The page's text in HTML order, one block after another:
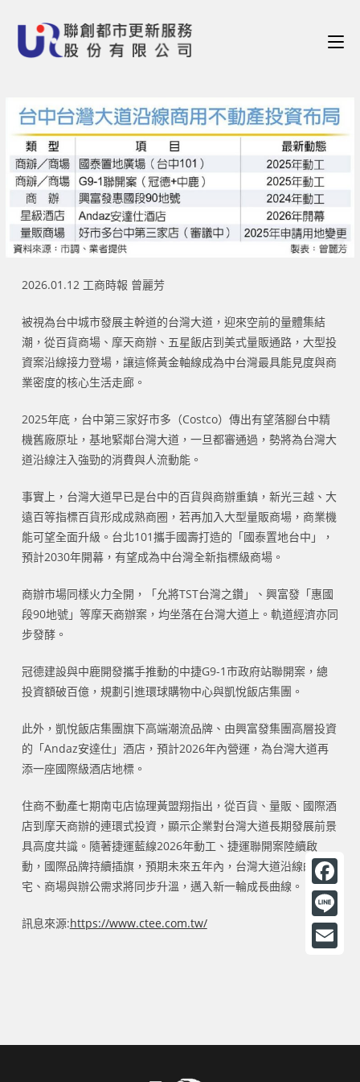
2026.01.12 工商時報 曾麗芳
被視為台中城市發展主幹道的台灣大道，迎來空前的量體集結
潮，從百貨商場、摩天商辦、五星飯店到美式量販通路，大型投
資案沿線接力登場，讓這條黃金軸線成為中台灣最具能見度與商
業密度的核心生活走廊。
2025年底，台中第三家好市多（Costco）傳出有望落腳台中精
機舊廠原址，基地緊鄰台灣大道，一旦都審通過，勢將為台灣大
道沿線注入強勁的消費與人流動能。
事實上，台灣大道早已是台中的百貨與商辦重鎮，新光三越、大
遠百等指標百貨形成成熟商圈，若再加入大型量販商場，商業機
能可望全面升級。台北101攜手國壽打造的「國泰置地台中」，
預計2030年開幕，有望成為中台灣全新指標級商場。
商辦市場同樣火力全開，「允將TST台灣之鑽」、興富發「惠國
段90地號」等摩天商辦案，均坐落在台灣大道上。軌道經濟亦同
步發酵。
冠德建設與中鹿開發攜手推動的中捷G9-1市政府站聯開案，總
投資額破百億，規劃引進環球購物中心與凱悅飯店集團。
此外，凱悅飯店集團旗下高端潮流品牌、由興富發集團高層投資
的「Andaz安達仕」酒店，預計2026年內營運，為台灣大道再
添一座國際級酒店地標。
住商不動產七期南屯店協理黃盟翔指出，從百貨、量販、國際酒
店到摩天商辦的連環式投資，顯示企業對台灣大道長期發展前景
具高度共識。隨著捷運藍線2026年動工、捷運聯開案陸續啟
動，國際品牌持續插旗，預期未來五年內，台灣大道沿線的住
宅、商場與辦公需求將同步升溫，邁入新一輪成長曲線。
訊息來源:https://www.ctee.com.tw/
F
a
c
L